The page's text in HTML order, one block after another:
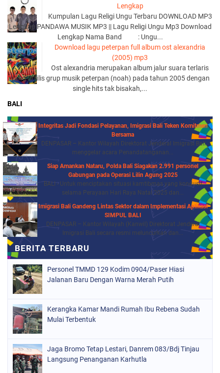
Lengkap
Kumpulan Lagu Religi Ungu Terbaru DOWNLOAD MP3
Lengkap PANDAWA MUSIK MP3 || Lagu Religi Ungu Mp3 Download
Lengkap Nama Band : Ungu...
Download lagu peterpan full album ost alexandria
(2005) mp3
Ost alexandria merupakan album jalur suara terlaris
yang di rilis grup musik peterpan (noah) pada tahun 2005 dengan
single hits tak bisakah,...
BALI
Integritas Jadi Fondasi Pelayanan, Imigrasi Bali Teken Komitmen
Bersama
DENPASAR – Kantor Wilayah Direktorat Jenderal Imigrasi Bali
menggelar acara Penandatanganan...
Siap Amankan Nataru, Polda Bali Siagakan 2.991 personel
Gabungan pada Operasi Lilin Agung 2025
BALI - Untuk menciptakan situasi kamtibmas yang kondusif
selama Perayaan Hari Raya Natal 2025 dan...
Imigrasi Bali Gandeng Lintas Sektor dalam Implementasi Aplikasi
SIMPUL BALI
DENPASAR – Kantor Wilayah (Kanwil) Direktorat Jenderal
Imigrasi Bali secara resmi meluncurkan dan...
Personel TMMD 129 Kodim 0904/Paser Hiasi
Jalanan Baru Dengan Warna Merah Putih
Kerangka Kamar Mandi Rumah Ibu Rebena Sudah
Mulai Terbentuk
Jaga Bromo Tetap Lestari, Danrem 083/Bdj Tinjau
Langsung Penanganan Karhutla